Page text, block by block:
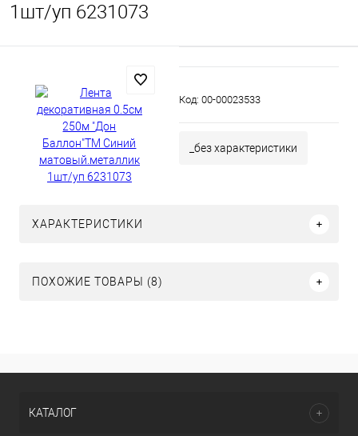
1шт/уп 6231073
Код: 00-00023533
_без характеристики
ХАРАКТЕРИСТИКИ
ПОХОЖИЕ ТОВАРЫ (8)
КАТАЛОГ